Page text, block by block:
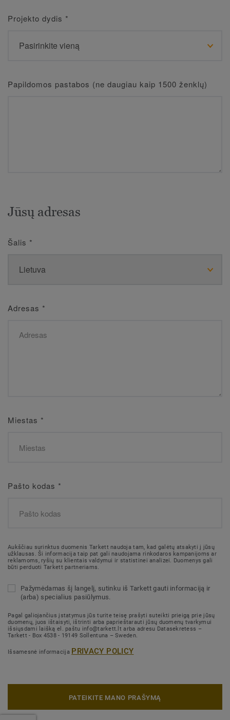
Projekto dydis *
Papildomos pastabos (ne daugiau kaip 1500 ženklų)
Jūsų adresas
Šalis *
Adresas *
Miestas *
Pašto kodas *
Aukščiau surinktus duomenis Tarkett naudoja tam, kad galėtų atsakyti į jūsų
užklausas. Ši informacija taip pat gali naudojama rinkodaros kampanijoms ar
reklamoms, ryšių su klientais valdymui ir statistinei analizei. Duomenys gali
būti perduoti Tarkett partneriams.
Pažymėdamas šį langelį, sutinku iš Tarkett gauti informaciją ir
(arba) specialius pasiūlymus.
Pagal galiojančius įstatymus jūs turite teisę prašyti suteikti prieigą prie jūsų
duomenų, juos ištaisyti, ištrinti arba paprieštarauti jūsų duomenų tvarkymui
išsiųsdami laišką el. paštu info@tarkett.lt arba adresu Datasekretess –
Tarkett - Box 4538 - 19149 Sollentuna – Sweden.
Išsamesnė informacija PRIVACY POLICY
PATEIKITE MANO PRAŠYMĄ